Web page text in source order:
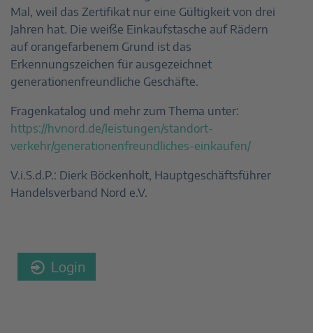
Mal, weil das Zertifikat nur eine Gültigkeit von drei
Jahren hat. Die weiße Einkaufstasche auf Rädern
auf orangefarbenem Grund ist das
Erkennungszeichen für ausgezeichnet
generationenfreundliche Geschäfte.
Fragenkatalog und mehr zum Thema unter:
https://hvnord.de/leistungen/standort-
verkehr/generationenfreundliches-einkaufen/
V.i.S.d.P.: Dierk Böckenholt, Hauptgeschäftsführer
Handelsverband Nord e.V.
Login